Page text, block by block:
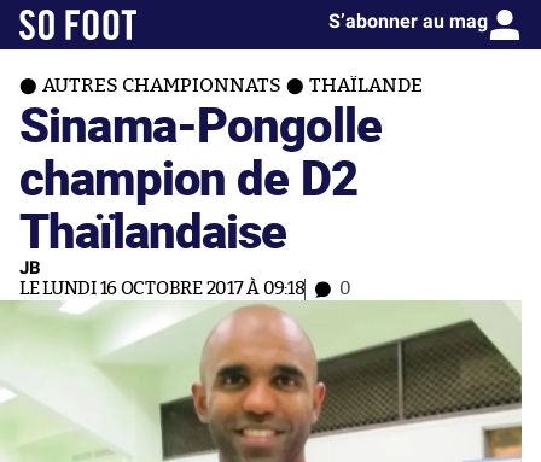
S’abonner au mag
AUTRES CHAMPIONNATS THAÏLANDE
Sinama-Pongolle
champion de D2
Thaïlandaise
JB
LE LUNDI 16 OCTOBRE 2017 À 09:18 0